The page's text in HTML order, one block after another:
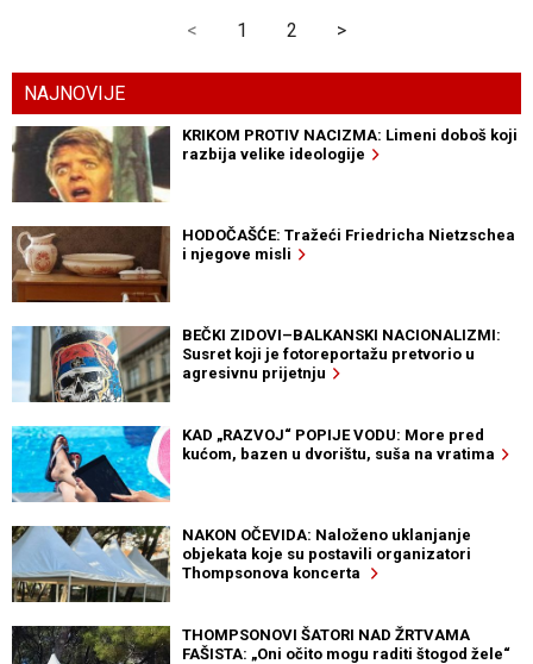
< 1 2 >
NAJNOVIJE
KRIKOM PROTIV NACIZMA: Limeni doboš koji
razbija velike ideologije
HODOČAŠĆE: Tražeći Friedricha Nietzschea
i njegove misli
BEČKI ZIDOVI–BALKANSKI NACIONALIZMI:
Susret koji je fotoreportažu pretvorio u
agresivnu prijetnju
KAD „RAZVOJ“ POPIJE VODU: More pred
kućom, bazen u dvorištu, suša na vratima
NAKON OČEVIDA: Naloženo uklanjanje
objekata koje su postavili organizatori
Thompsonova koncerta
THOMPSONOVI ŠATORI NAD ŽRTVAMA
FAŠISTA: „Oni očito mogu raditi štogod žele“